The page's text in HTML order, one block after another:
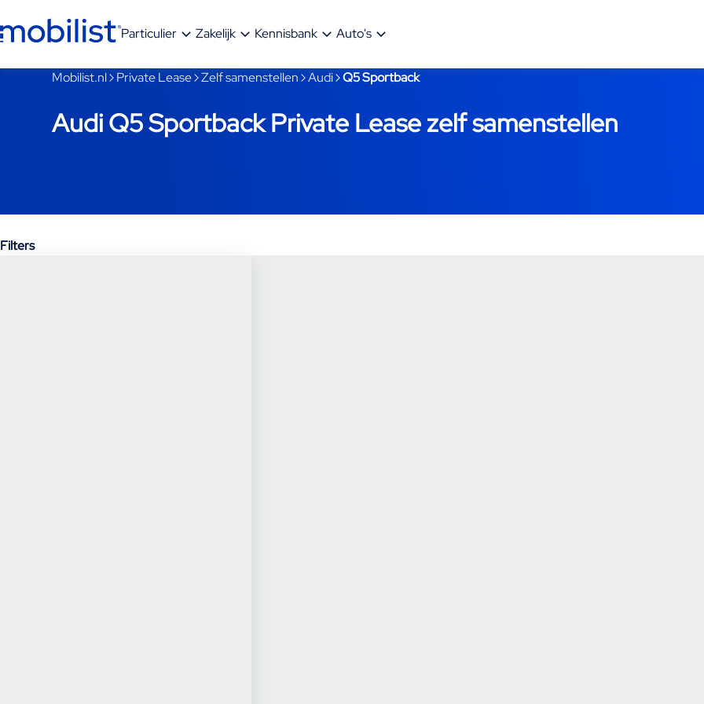
Particulier
Zakelijk Kennisbank Auto's
Je bent nu voorbij het hoofdmenu
Mobilist.nl Private Lease Zelf samenstellen Audi Q5 Sportback
Audi Q5 Sportback Private Lease zelf samenstellen
Filters